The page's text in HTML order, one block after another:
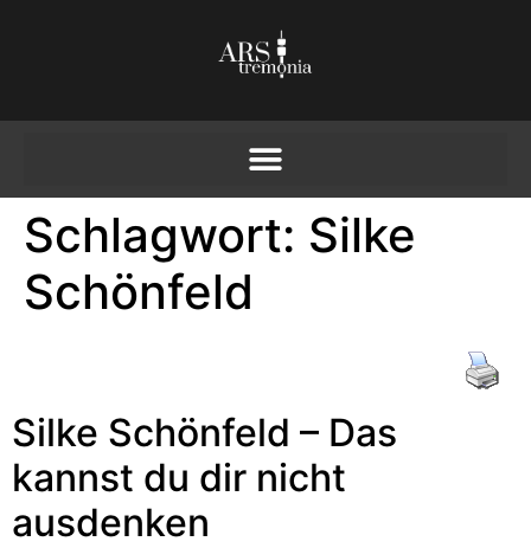
Schlagwort: Silke
Schönfeld
Silke Schönfeld – Das
kannst du dir nicht
ausdenken